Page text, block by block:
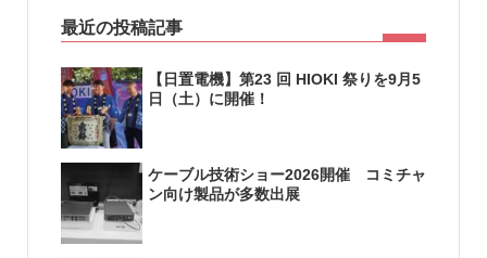
最近の投稿記事
【日置電機】第23 回 HIOKI 祭りを9月5
日（土）に開催！
ケーブル技術ショー2026開催 コミチャ
ン向け製品が多数出展